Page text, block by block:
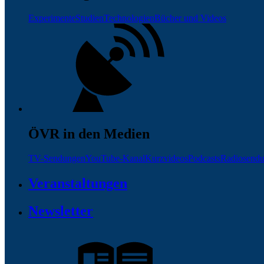
ExperimenteStudienTechnologienBücher und Videos
ÖVR in den Medien
TV-SendungenYouTube-KanalKurzvideosPodcasts
Veranstaltungen
Newsletter